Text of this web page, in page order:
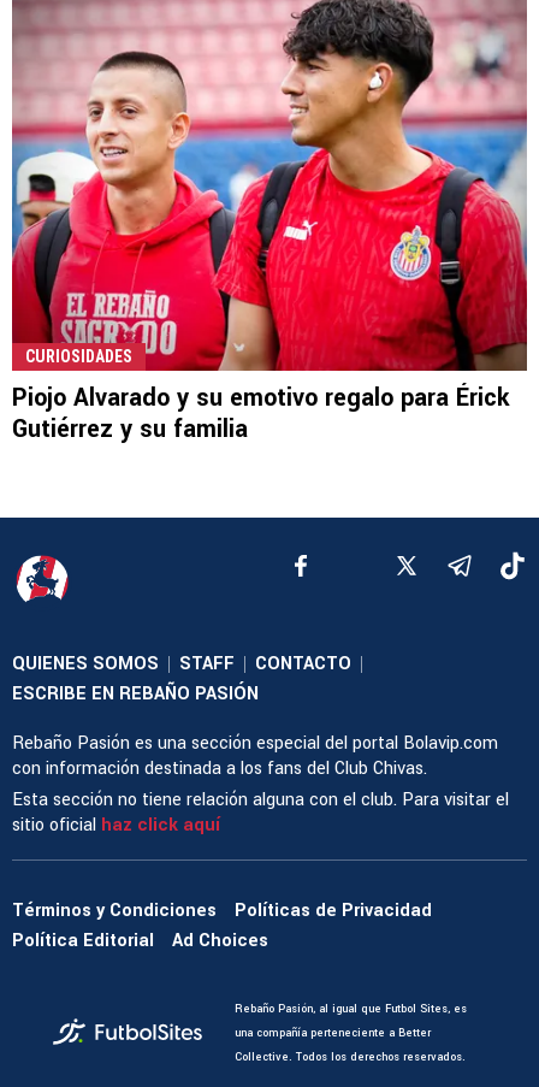
CURIOSIDADES
Piojo Alvarado y su emotivo regalo para Érick
Gutiérrez y su familia
QUIENES SOMOS | STAFF | CONTACTO |
ESCRIBE EN REBAÑO PASIÓN
Rebaño Pasión es una sección especial del portal Bolavip.com
con información destinada a los fans del Club Chivas.
Esta sección no tiene relación alguna con el club. Para visitar el
sitio oficial haz click aquí
Términos y Condiciones
Políticas de Privacidad
Política Editorial
Ad Choices
Rebaño Pasión, al igual que Futbol Sites, es
una compañía perteneciente a Better
Collective. Todos los derechos reservados.